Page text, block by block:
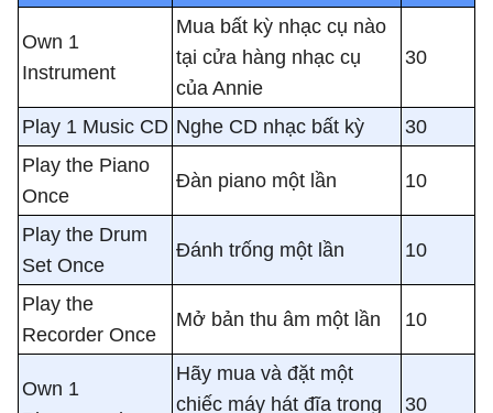
Own 1
Instrument
Mua bất kỳ nhạc cụ nào
tại cửa hàng nhạc cụ
của Annie
30
Play 1 Music CD Nghe CD nhạc bất kỳ
30
Play the Piano
Once
Đàn piano một lần 10
Play the Drum
Set Once
Đánh trống một lần 10
Play the
Recorder Once
Mở bản thu âm một lần 10
Own 1
Hãy mua và đặt một
chiếc máy hát đĩa trong
30